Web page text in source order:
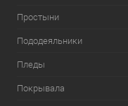
Простыни
Пододеяльники
Пледы
Покрывала